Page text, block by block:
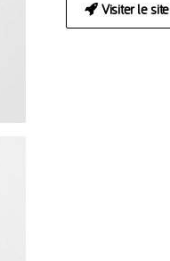
Visiter le site